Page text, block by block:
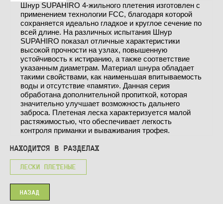
Шнур SUPAHIRO 4-жильного плетения изготовлен с
применением технологии FCC, благодаря которой
сохраняется идеально гладкое и круглое сечение по
всей длине. На различных испытания Шнур
SUPAHIRO показал отличные характеристики
высокой прочности на узлах, повышенную
устойчивость к истиранию, а также соответствие
указанным диаметрам. Материал шнура обладает
такими свойствами, как наименьшая впитываемость
воды и отсутствие «памяти». Данная серия
обработана дополнительной пропиткой, которая
значительно улучшает возможность дальнего
заброса. Плетеная леска характеризуется малой
растяжимостью, что обеспечивает легкость
контроля приманки и вываживания трофея.
НАХОДИТСЯ В РАЗДЕЛАХ
ЛЕСКИ ПЛЕТЕНЫЕ
НАЗАД